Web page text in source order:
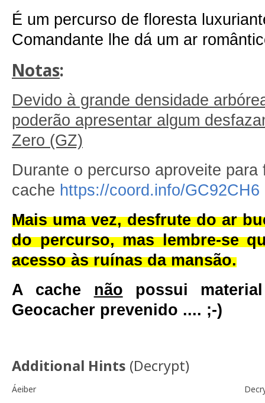
É um percurso de floresta
Comandante lhe dá um ar
Notas:
Devido à grande densidade
poderão apresentar algum
Zero (GZ)
Durante o percurso aproveite para
cache https://coord.info/GC92CH6
Mais uma vez, desfrute do ar
do percurso, mas lembre-se
acesso às ruínas da mansão.
A cache não possui
Geocacher prevenido .... ;-)
Additional Hints (Decrypt)
Áeiber